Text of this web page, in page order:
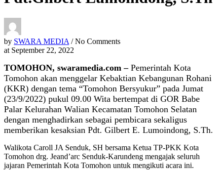
by SWARA MEDIA / No Comments
at September 22, 2022
TOMOHON, swaramedia.com – Pemerintah Kota
Tomohon akan menggelar Kebaktian Kebangunan Rohani
(KKR) dengan tema “Tomohon Bersyukur” pada Jumat
(23/9/2022) pukul 09.00 Wita bertempat di GOR Babe
Palar Kelurahan Walian Kecamatan Tomohon Selatan
dengan menghadirkan sebagai pembicara sekaligus
memberikan kesaksian Pdt. Gilbert E. Lumoindong, S.Th.
Walikota Caroll JA Senduk, SH bersama Ketua TP-PKK Kota
Tomohon drg. Jeand’arc Senduk-Karundeng mengajak seluruh
jajaran Pemerintah Kota Tomohon untuk mengikuti acara ini.